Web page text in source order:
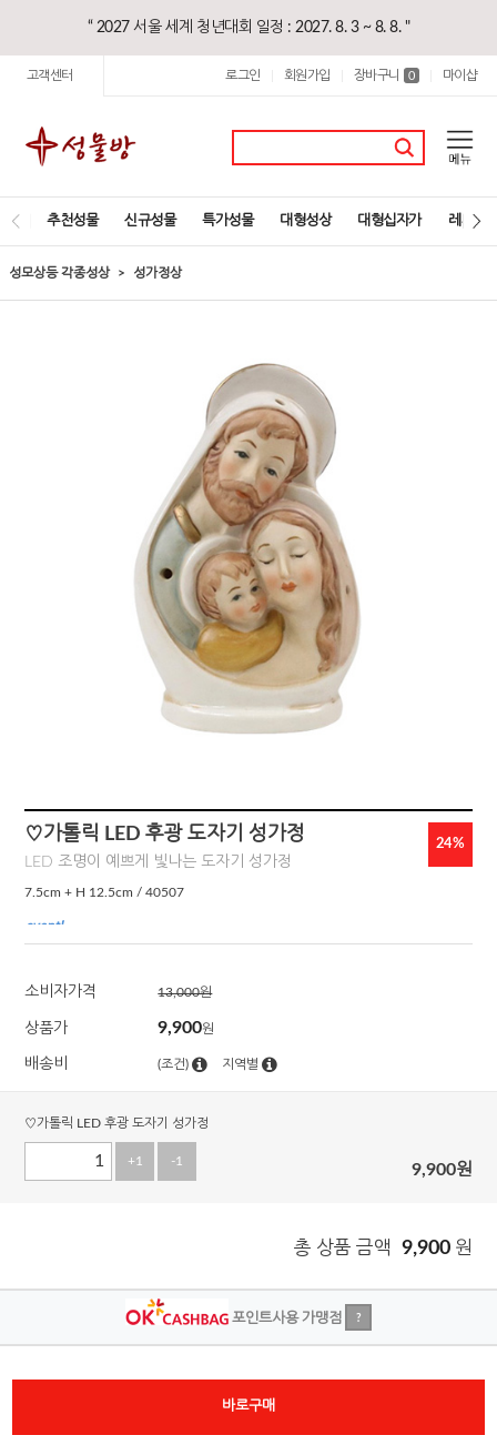
“ 2027 서울 세계 청년대회 일정 : 2027. 8. 3 ~ 8. 8. "
고객센터 로그인 회원가입 장바구니 0 마이샵
추천성물 신규성물 특가성물 대형성상 대형십자가 레지오
성모상등 각종성상 성가정상
♡가톨릭 LED 후광 도자기 성가정
LED 조명이 예쁘게 빛나는 도자기 성가정
7.5cm + H 12.5cm / 40507
24%
소비자가격 13,000원
상품가 9,900원
배송비 (조건) 지역별
♡가톨릭 LED 후광 도자기 성가정
+1 -1 9,900원
총 상품 금액 9,900 원
포인트사용 가맹점 ?
바로구매